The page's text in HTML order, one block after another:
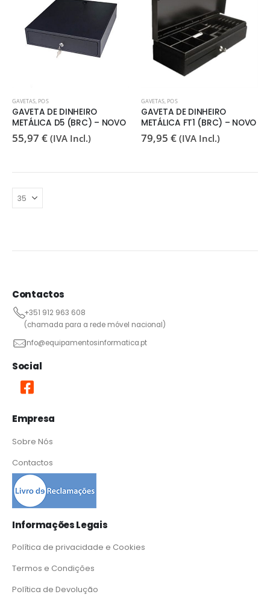
GAVETAS POS
GAVETA DE DINHEIRO
METÁLICA D5 (BRC) – NOVO
55,97 € (IVA Incl.)
GAVETAS POS
GAVETA DE DINHEIRO
METÁLICA FT1 (BRC) – NOVO
79,95 € (IVA Incl.)
Contactos
+351 912 963 608
(chamada para a rede móvel nacional)
info@equipamentosinformatica.pt
Social
Empresa
Sobre Nós
Contactos
Informações Legais
Política de privacidade e Cookies
Termos e Condições
Política de Devolução